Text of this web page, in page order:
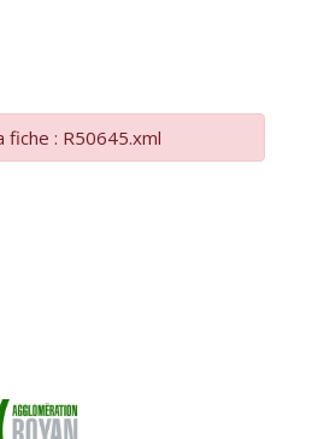
: R50645.xml